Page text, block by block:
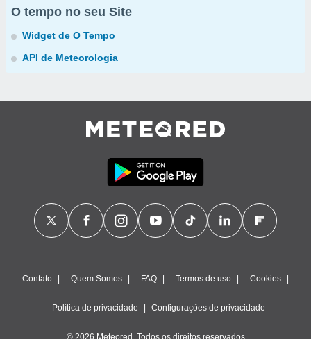
O tempo no seu Site
Widget de O Tempo
API de Meteorologia
Contato Quem Somos FAQ Termos de uso Cookies
Política de privacidade Configurações de privacidade
© 2026 Meteored. Todos os direitos reservados